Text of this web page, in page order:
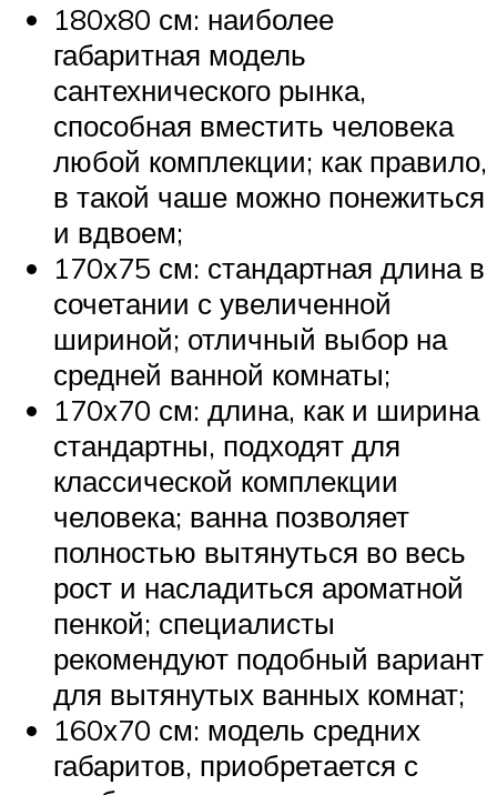
180х80 см: наиболее
габаритная модель
сантехнического рынка,
способная вместить человека
любой комплекции; как правило,
в такой чаше можно понежиться
и вдвоем;
170х75 см: стандартная длина в
сочетании с увеличенной
шириной; отличный выбор на
средней ванной комнаты;
170х70 см: длина, как и ширина
стандартны, подходят для
классической комплекции
человека; ванна позволяет
полностью вытянуться во весь
рост и насладиться ароматной
пенкой; специалисты
рекомендуют подобный вариант
для вытянутых ванных комнат;
160х70 см: модель средних
габаритов, приобретается с